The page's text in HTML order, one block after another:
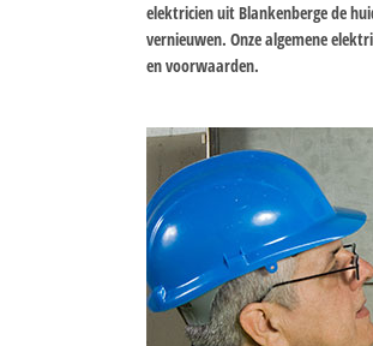
elektricien uit Blankenberge de
vernieuwen. Onze algemene
en voorwaarden.